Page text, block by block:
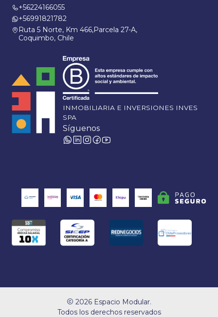
+56224166055
+56991821782
Ruta 5 Norte, Km 466,Parcela 27-A,
Coquimbo, Chile
INMOBILIARIA E INVERSIONES INVES
SPA
Síguenos
2026 Espacio Modular.
Todos los derechos reservados